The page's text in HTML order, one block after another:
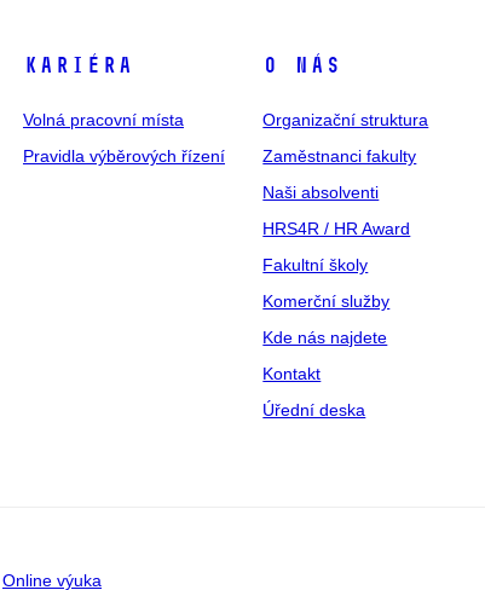
Kariéra
Volná pracovní místa
Pravidla výběrových řízení
O nás
Organizační struktura
Zaměstnanci fakulty
Naši absolventi
HRS4R / HR Award
Fakultní školy
Komerční služby
Kde nás najdete
Kontakt
Úřední deska
Online výuka